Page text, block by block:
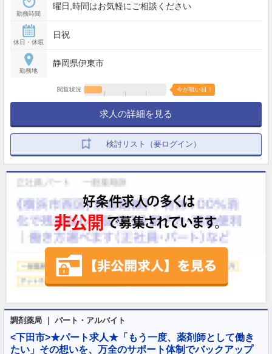
勤務時間
曜日,時間はお気軽にご相談ください
休日・休暇
日祝
勤務地
静岡県伊東市
閲覧状況 今が狙い目！
求人の詳細を見る
検討リスト（要ログイン）
調剤薬局 ｜ パート・アルバイト
<下田市>★パート求人★「もう一度、薬剤師として働き
たい」その想いを、万全のサポート体制でバックアップ